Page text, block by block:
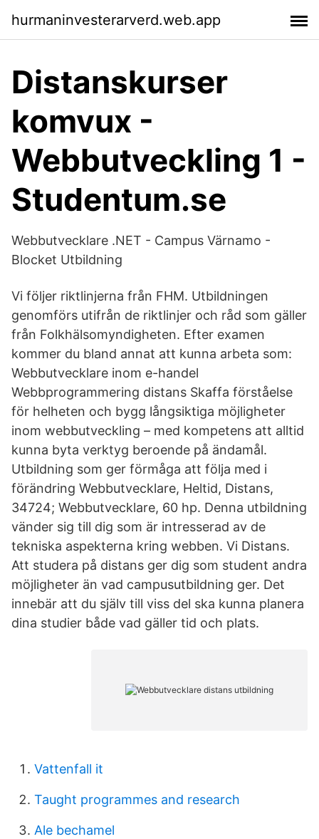
hurmaninvesterarverd.web.app
Distanskurser
komvux -
Webbutveckling 1 -
Studentum.se
Webbutvecklare .NET - Campus Värnamo -
Blocket Utbildning
Vi följer riktlinjerna från FHM. Utbildningen
genomförs utifrån de riktlinjer och råd som gäller
från Folkhälsomyndigheten. Efter examen
kommer du bland annat att kunna arbeta som:
Webbutvecklare inom e-handel
Webbprogrammering distans Skaffa förståelse
för helheten och bygg långsiktiga möjligheter
inom webbutveckling – med kompetens att alltid
kunna byta verktyg beroende på ändamål.
Utbildning som ger förmåga att följa med i
förändring Webbutvecklare, Heltid, Distans,
34724; Webbutvecklare, 60 hp. Denna utbildning
vänder sig till dig som är intresserad av de
tekniska aspekterna kring webben. Vi Distans.
Att studera på distans ger dig som student andra
möjligheter än vad campusutbildning ger. Det
innebär att du själv till viss del ska kunna planera
dina studier både vad gäller tid och plats.
Vattenfall it
Taught programmes and research
Ale bechamel